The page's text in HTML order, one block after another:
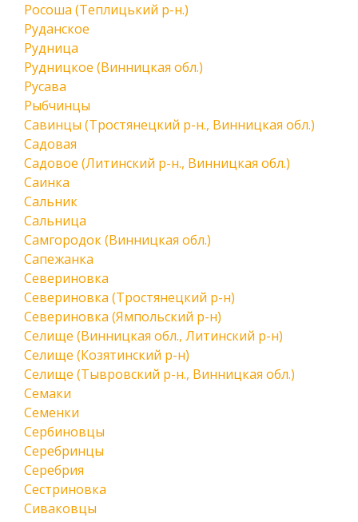
Росоша (Теплицький р-н.)
Руданское
Рудница
Рудницкое (Винницкая обл.)
Русава
Рыбчинцы
Савинцы (Тростянецкий р-н., Винницкая обл.)
Садовая
Садовое (Литинский р-н., Винницкая обл.)
Саинка
Сальник
Сальница
Самгородок (Винницкая обл.)
Сапежанка
Севериновка
Севериновка (Тростянецкий р-н)
Севериновка (Ямпольский р-н)
Селище (Винницкая обл., Литинский р-н)
Селище (Козятинский р-н)
Селище (Тывровский р-н., Винницкая обл.)
Семаки
Семенки
Сербиновцы
Серебринцы
Серебрия
Сестриновка
Сиваковцы